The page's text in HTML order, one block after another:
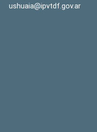
ushuaia@ipvtdf.gov.ar